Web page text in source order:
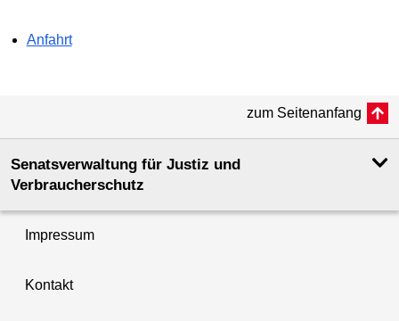
Anfahrt
zum Seitenanfang
Senatsverwaltung für Justiz und
Verbraucherschutz
Impressum
Kontakt